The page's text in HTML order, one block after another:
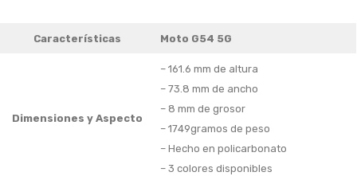
Características Moto G54 5G
Dimensiones y Aspecto
– 161.6 mm de altura
– 73.8 mm de ancho
– 8 mm de grosor
– 1749gramos de peso
– Hecho en policarbonato
– 3 colores disponibles